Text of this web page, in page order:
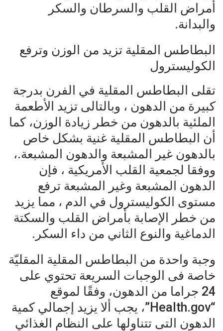
أمراض القلب والسرطان والسكر
والبدانة.
البطاطس المقلية تزيد من الوزن وترفع
الكوليسترول
تقلى البطاطس المقلية في الفرن بدرجة
كبيرة من الدهون ، وبالتالى تزيد الأطعمة
الملئية بالدهون من خطر زيادة الوزن، كما
أن البطاطس المقلية غنية بشكل خاص
بالدهون غير المشبعة والدهون المشبعة.،
ووفقا لجمعية القلب الأمريكية ، فإن
الدهون المشبعة وغير المشبعة ترفع
مستوى الكوليسترول في الدم ، مما يزيد
من خطر الإصابة بأمراض القلب والسكتة
الدماغية والنوع الثاني من داء السكر.
وجبة واحدة من البطاطس المقلية المقليّة
خاصة فى الوجبات السريعة تحتوي على
24 جراما من الدهون، وفقًا لموقع
“Health.gov”، يجب ألا يزيد إجمالي كمية
الدهون التى تتناولها على النظام الغذائي